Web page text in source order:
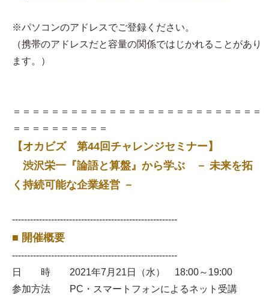
※パソコンのアドレスでご登録ください。
（携帯のアドレスだと容量の関係ではじかれることがあり
ます。）
＝＝＝＝＝＝＝＝＝＝＝＝＝＝＝＝＝＝＝＝＝＝＝＝＝＝
＝＝＝＝＝＝＝＝＝＝
【オカビズ 第44回チャレンジセミナー】
渋沢栄一『論語と算盤』から学ぶ － 未来を拓
く持続可能な企業経営 －
-------------------------------------------------------
■ 開催概要
-------------------------------------------------------
日 時 2021年7月21日（水） 18:00～19:00
参加方法 PC・スマートフォンによるネット受講